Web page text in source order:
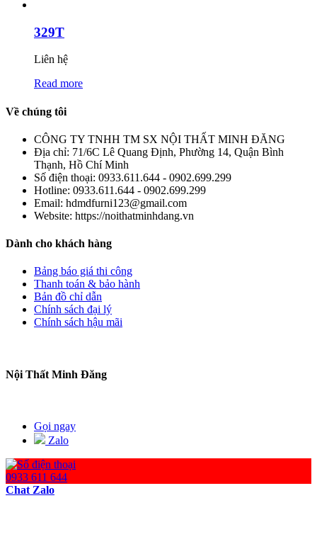
329T
Liên hệ
Read more
Về chúng tôi
CÔNG TY TNHH TM SX NỘI THẤT MINH ĐĂNG
Địa chỉ: 71/6C Lê Quang Định, Phường 14, Quận Bình
Thạnh, Hồ Chí Minh
Số điện thoại: 0933.611.644 - 0902.699.299
Hotline: 0933.611.644 - 0902.699.299
Email: hdmdfurni123@gmail.com
Website: https://noithatminhdang.vn
Dành cho khách hàng
Bảng báo giá thi công
Thanh toán & bảo hành
Bản đồ chỉ dẫn
Chính sách đại lý
Chính sách hậu mãi
Nội Thất Minh Đăng
Gọi ngay
Zalo
0933 611 644
Chat Zalo